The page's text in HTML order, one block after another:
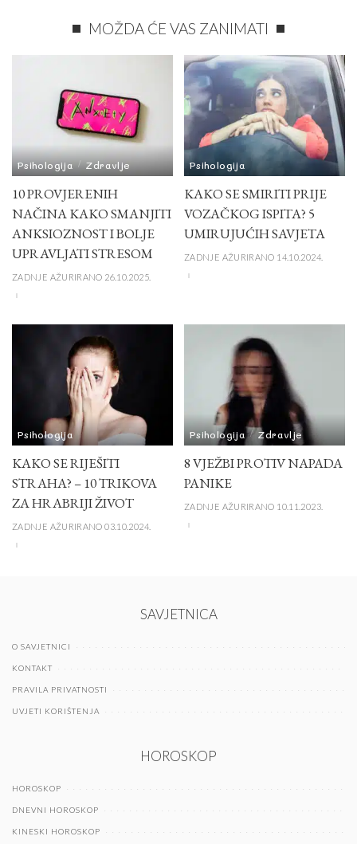
MOŽDA ĆE VAS ZANIMATI
Psihologija Zdravlje
10 PROVJERENIH
NAČINA KAKO SMANJITI
ANKSIOZNOST I BOLJE
UPRAVLJATI STRESOM
ZADNJE AŽURIRANO 26.10.2025.
Psihologija
KAKO SE SMIRITI PRIJE
VOZAČKOG ISPITA? 5
UMIRUJUĆIH SAVJETA
ZADNJE AŽURIRANO 14.10.2024.
Psihologija
KAKO SE RIJEŠITI
STRAHA? – 10 TRIKOVA
ZA HRABRIJI ŽIVOT
ZADNJE AŽURIRANO 03.10.2024.
Psihologija Zdravlje
8 VJEŽBI PROTIV NAPADA
PANIKE
ZADNJE AŽURIRANO 10.11.2023.
SAVJETNICA
O SAVJETNICI
KONTAKT
PRAVILA PRIVATNOSTI
UVJETI KORIŠTENJA
HOROSKOP
HOROSKOP
DNEVNI HOROSKOP
KINESKI HOROSKOP